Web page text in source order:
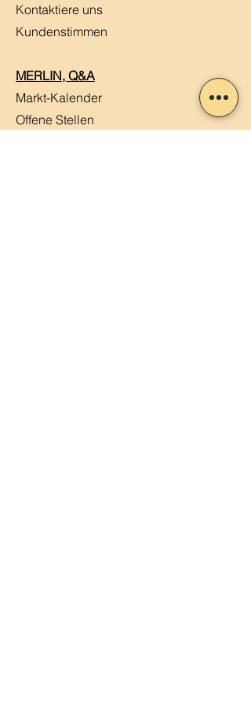
Kontaktiere uns
Kundenstimmen
MERLIN, Q&A
Markt-Kalender
Offene Stellen